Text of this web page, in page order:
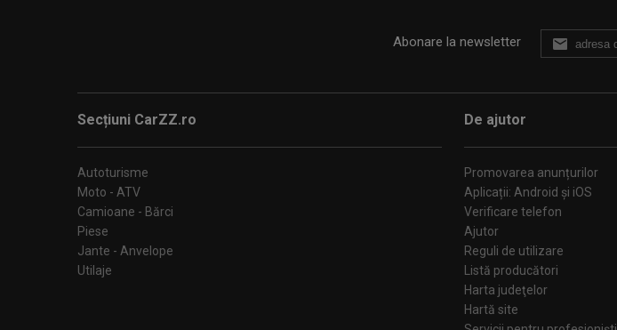
Abonare la newsletter
Secțiuni CarZZ.ro
Autoturisme
Moto - ATV
Camioane - Bărci
Piese
Jante - Anvelope
Utilaje
De ajutor
Promovarea anunțurilor
Aplicații: Android și iOS
Verificare telefon
Ajutor
Reguli de utilizare
Listă producători
Harta judeţelor
Hartă site